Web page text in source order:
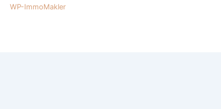
WP-ImmoMakler